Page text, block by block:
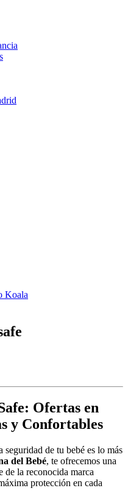
Koala
Ofertas en
y Confortables
seguridad de tu bebé es lo más
del Bebé, te ofrecemos una
de la reconocida marca
protección en cada